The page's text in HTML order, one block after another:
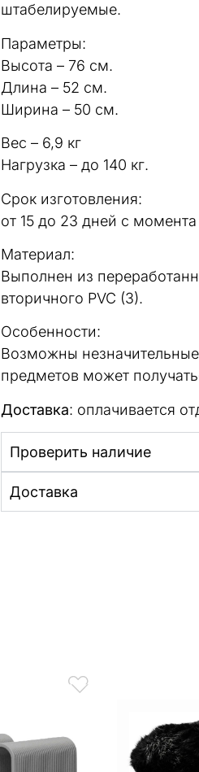
штабелируемые.
Параметры:
Высота – 76 см.
Длина – 52 см.
Ширина – 50 см.
Вес – 6,9 кг
Нагрузка – до 140 кг.
Срок изготовления:
от 15 до 23 дней с момента
Материал:
Выполнен из
вторичного PVC (3).
Особенности:
Возможны
предметов может
Доставка: оплачивается
Проверить наличие
Доставка